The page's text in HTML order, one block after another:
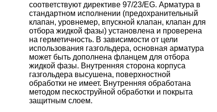
соответствуют директиве 97/23/EG. Арматура в
стандартном исполнении (предохранительный
клапан, уровнемер, впускной клапан, клапан для
отбора жидкой фазы) установлена и проверена
на герметичность. В зависимости от цели
использования газгольдера, основная арматура
может быть дополнена фланцем для отбора
жидкой фазы. Внутренняя сторона корпуса
газгольдера высушена, поверхностной
обработки не имеет. Внутренняя обработана
методом пескоструйной обработки и покрыта
защитным слоем.